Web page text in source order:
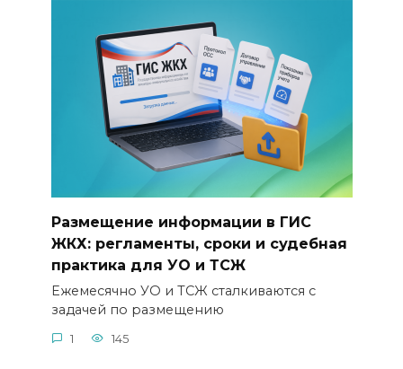
Размещение информации в ГИС
ЖКХ: регламенты, сроки и судебная
практика для УО и ТСЖ
Ежемесячно УО и ТСЖ сталкиваются с
задачей по размещению
1 145